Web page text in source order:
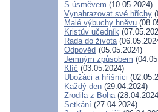
S úsměvem (10.05.2024)
Vynahrazovat své hříchy
Malé výbuchy hněvu
Kristův učedník
Rada do života
Odpověď (05.05.2024)
Jemným způsobem
Klíč (03.05.2024)
Ubožáci a hříšníci
Každý den (29.04.2024)
Zrodila z Boha
Setkání (27.04.2024)